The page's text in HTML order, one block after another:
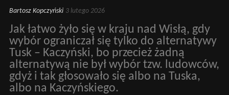
Bartosz Kopczyński 3 lutego 2026
Jak łatwo żyło się w kraju nad Wisłą, gdy
wybór ograniczał się tylko do alternatywy
Tusk – Kaczyński, bo przecież żadną
alternatywą nie był wybór tzw. ludowców,
gdyż i tak głosowało się albo na Tuska,
albo na Kaczyńskiego.